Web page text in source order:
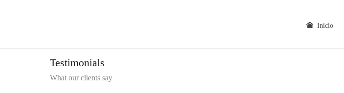
Inicio
Testimonials
What our clients say